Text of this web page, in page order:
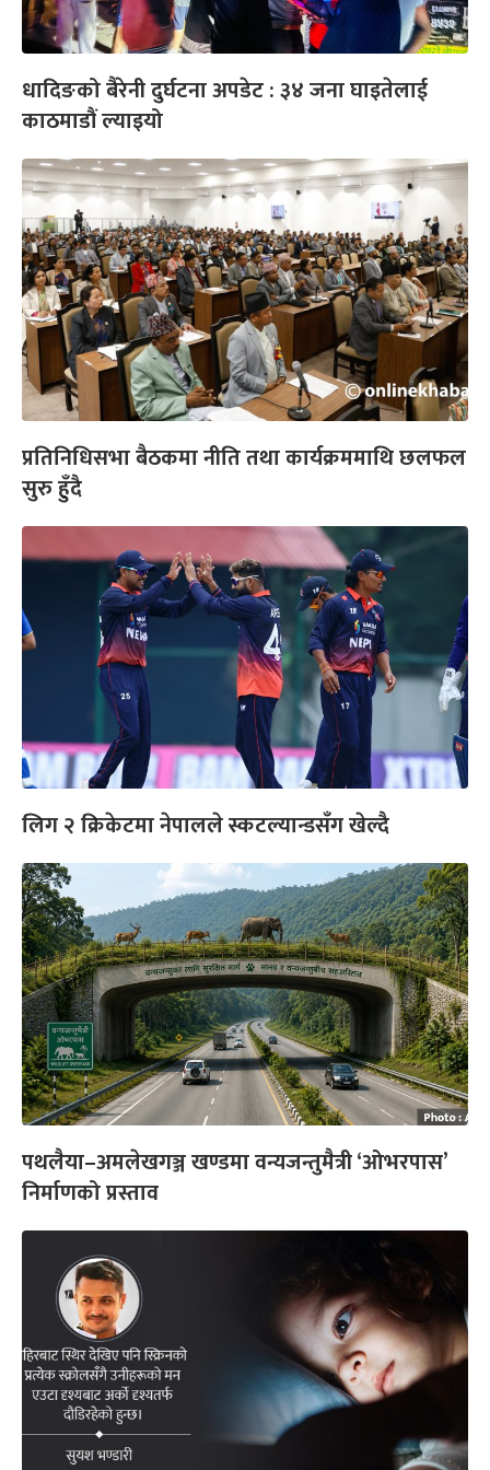
धादिङको बैरेनी दुर्घटना अपडेट : ३४ जना घाइतेलाई
काठमाडौं ल्याइयो
प्रतिनिधिसभा बैठकमा नीति तथा कार्यक्रममाथि छलफल
सुरु हुँदै
लिग २ क्रिकेटमा नेपालले स्कटल्यान्डसँग खेल्दै
पथलैया–अमलेखगञ्ज खण्डमा वन्यजन्तुमैत्री ‘ओभरपास’
निर्माणको प्रस्ताव